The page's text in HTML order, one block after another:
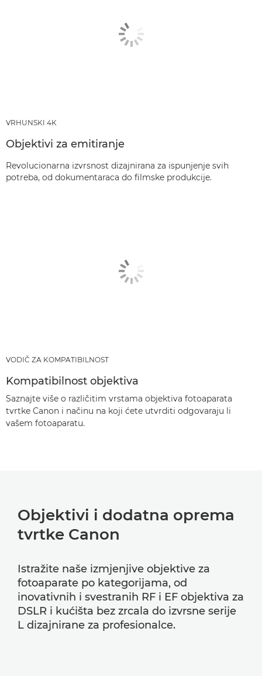
VRHUNSKI 4K
Objektivi za emitiranje
Revolucionarna izvrsnost dizajnirana za ispunjenje svih
potreba, od dokumentaraca do filmske produkcije.
VODIČ ZA KOMPATIBILNOST
Kompatibilnost objektiva
Saznajte više o različitim vrstama objektiva fotoaparata
tvrtke Canon i načinu na koji ćete utvrditi odgovaraju li
vašem fotoaparatu.
Objektivi i dodatna oprema
tvrtke Canon
Istražite naše izmjenjive objektive za
fotoaparate po kategorijama, od
inovativnih i svestranih RF i EF objektiva za
DSLR i kućišta bez zrcala do izvrsne serije
L dizajnirane za profesionalce.